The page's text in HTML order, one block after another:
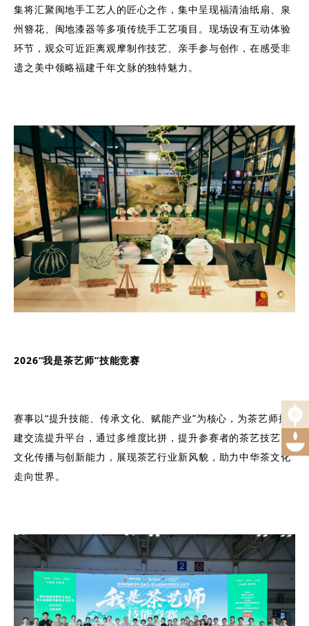
集将汇聚闽地手工艺人的匠心之作，集中呈现福清油纸扇、泉
州簪花、闽地漆器等多项传统手工艺项目。现场设有互动体验
环节，观众可近距离观摩制作技艺、亲手参与创作，在感受非
遗之美中领略福建千年文脉的独特魅力。
2026“我是茶艺师”技能竞赛
赛事以“提升技能、传承文化、赋能产业”为核心，为茶艺师搭
建交流提升平台，通过多维度比拼，提升参赛者的茶艺技艺、
文化传播与创新能力，展现茶艺行业新风貌，助力中华茶文化
走向世界。